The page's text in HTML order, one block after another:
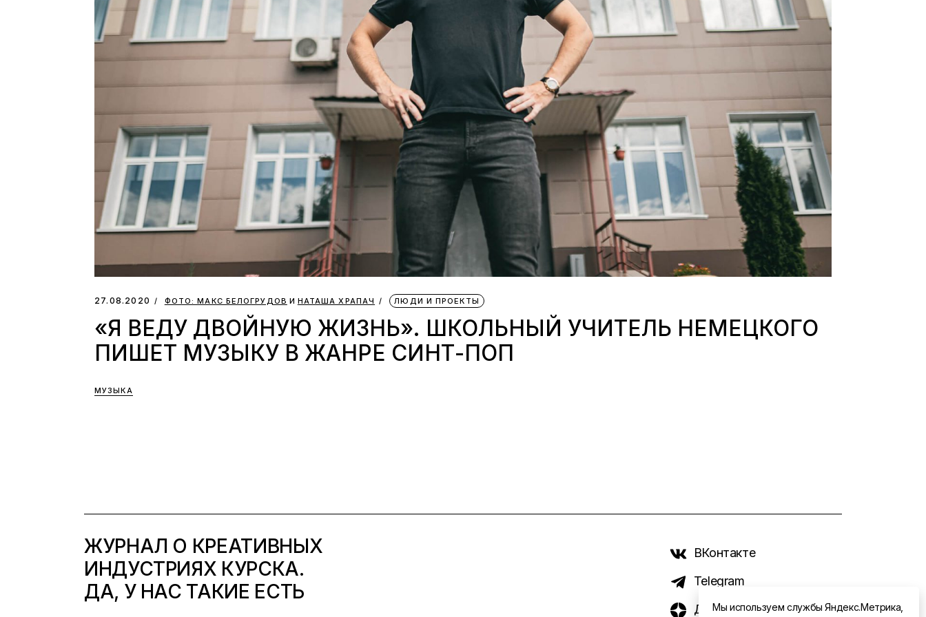
27.08.2020 ФОТО: МАКС БЕЛОГРУДОВ и НАТАША ХРАПАЧ ЛЮДИ И ПРОЕКТЫ
«Я ВЕДУ ДВОЙНУЮ ЖИЗНЬ». ШКОЛЬНЫЙ УЧИТЕЛЬ НЕМЕЦКОГО
ПИШЕТ МУЗЫКУ В ЖАНРЕ СИНТ-ПОП
МУЗЫКА
ЖУРНАЛ О КРЕАТИВНЫХ
ИНДУСТРИЯХ КУРСКА.
ДА, У НАС ТАКИЕ ЕСТЬ
ВКонтакте
Telegram
ДзенМы используем службы Яндекс.Метрика,